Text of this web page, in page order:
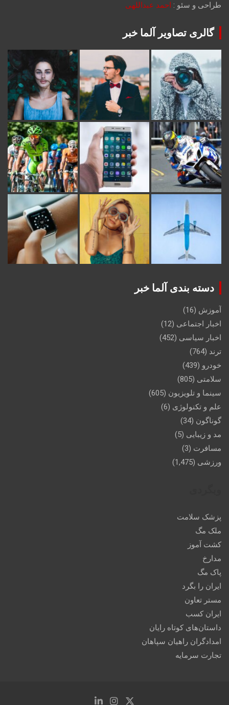
طراحی و سئو : احمد عبداللهی
گالری تصاویر آلما خبر
دسته بندی آلما خبر
آموزش (16)
اخبار اجتماعی (12)
اخبار سیاسی (452)
ترند (764)
خودرو (439)
سلامتی (805)
سینما و تلویزیون (605)
علم و تکنولوژی (6)
گوناگون (34)
مد و زیبایی (5)
مسافرت (3)
ورزشی (1,475)
پزشک سلامت
ملک مگ
کشت آموز
مدارخ
پاک مگ
ایران را بگرد
مستر تعاون
ایران کسب
داستان‌های کوتاه رایان
امدادگران راهیان سپاهان
تجارت سرمایه